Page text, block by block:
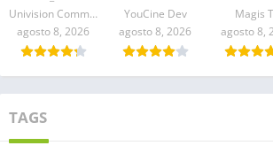
Univision Communications Inc.
agosto 8, 2026
YouCine Dev
agosto 8, 2026
Magis
agosto 8,
TAGS